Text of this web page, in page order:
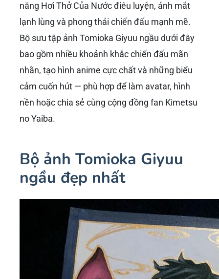
năng Hơi Thở Của Nước điêu luyện, ánh mắt
lạnh lùng và phong thái chiến đấu mạnh mẽ.
Bộ sưu tập ảnh Tomioka Giyuu ngầu dưới đây
bao gồm nhiều khoảnh khắc chiến đấu mãn
nhãn, tạo hình anime cực chất và những biểu
cảm cuốn hút — phù hợp để làm avatar, hình
nền hoặc chia sẻ cùng cộng đồng fan Kimetsu
no Yaiba.
Bộ ảnh Tomioka Giyuu
ngầu đẹp nhất